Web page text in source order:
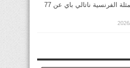
وفاة الممثلة الفرنسية ناتالي باي عن 77